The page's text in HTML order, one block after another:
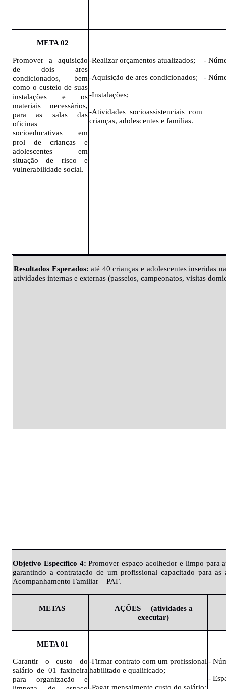
META 02
Promover a aquisição
de dois ares
condicionados, bem
como o custeio de suas
instalações e os
materiais necessários,
para as salas das
oficinas
socioeducativas em
prol de crianças e
adolescentes em
situação de risco e
vulnerabilidade social.
-Realizar orçamentos atualizados;
-Aquisição de ares condicionados;
-Instalações;
-Atividades socioassistenciais com
crianças, adolescentes e famílias.
-
-
Resultados Esperados: até 40 crianças e adolescentes inseridas
atividades internas e externas (passeios, campeonatos, visitas
Objetivo Específico 4:Promover espaço acolhedor e limpo para
garantindo a contratação de um profissional capacitado para
Acompanhamento Familiar – PAF.
METAS AÇÕES (atividades a
executar)
META 01
Garantir o custo do
salário de 01 faxineira
para organização e
-Firmar contrato com um profissional
habilitado e qualificado;
-
-